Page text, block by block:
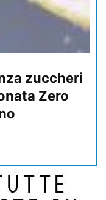
zuccheri
Zero